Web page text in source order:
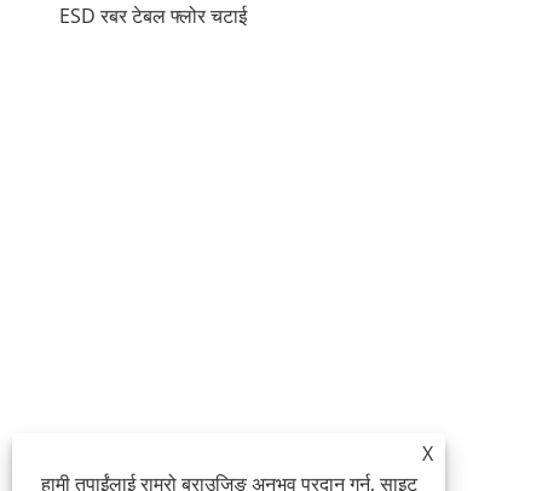
ESD रबर टेबल फ्लोर चटाई
X
हामी तपाईंलाई राम्रो ब्राउजिङ अनुभव प्रदान गर्न, साइट